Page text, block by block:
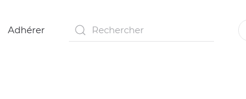
Adhérer